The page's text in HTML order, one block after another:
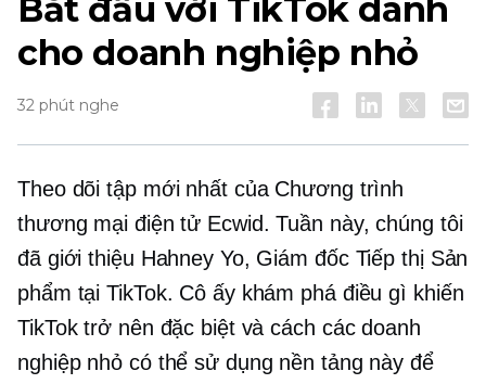
Bắt đầu với TikTok dành
cho doanh nghiệp nhỏ
32 phút nghe
Theo dõi tập mới nhất của Chương trình
thương mại điện tử Ecwid. Tuần này, chúng tôi
đã giới thiệu Hahney Yo, Giám đốc Tiếp thị Sản
phẩm tại TikTok. Cô ấy khám phá điều gì khiến
TikTok trở nên đặc biệt và cách các doanh
nghiệp nhỏ có thể sử dụng nền tảng này để